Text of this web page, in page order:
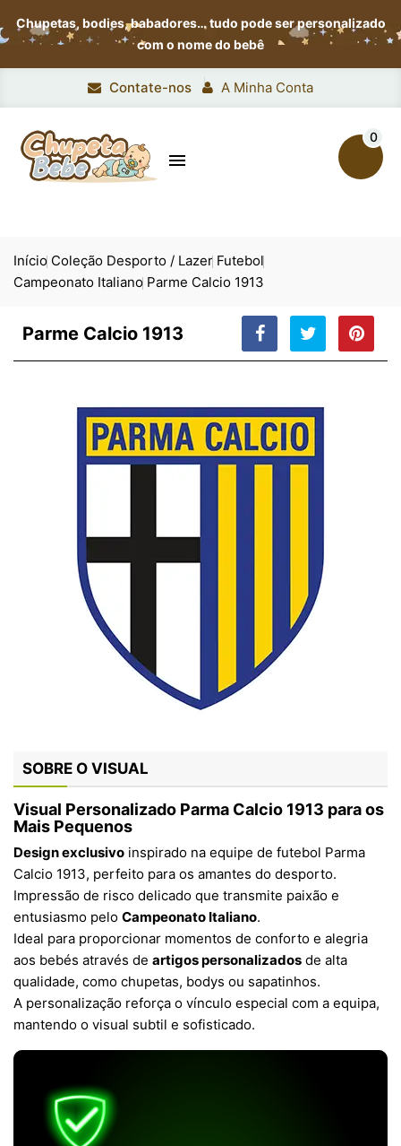
Chupetas, bodies, babadores…tudo pode ser personalizado
com o nome do bebê
Contate-nos A Minha Conta

0
Início Coleção Desporto / Lazer Futebol
Campeonato Italiano Parme Calcio 1913
Parme Calcio 1913
SOBRE O VISUAL
Visual Personalizado Parma Calcio 1913 para os
Mais Pequenos
Design exclusivo inspirado na equipe de futebol Parma
Calcio 1913, perfeito para os amantes do desporto.
Impressão de risco delicado que transmite paixão e
entusiasmo pelo Campeonato Italiano.
Ideal para proporcionar momentos de conforto e alegria
aos bebés através de artigos personalizados de alta
qualidade, como chupetas, bodys ou sapatinhos.
A personalização reforça o vínculo especial com a equipa,
mantendo o visual subtil e sofisticado.